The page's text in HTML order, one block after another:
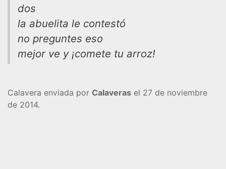
dos
la abuelita le contestó
no preguntes eso
mejor ve y ¡comete tu arroz!
Calavera enviada por Calaveras el 27 de noviembre
de 2014.